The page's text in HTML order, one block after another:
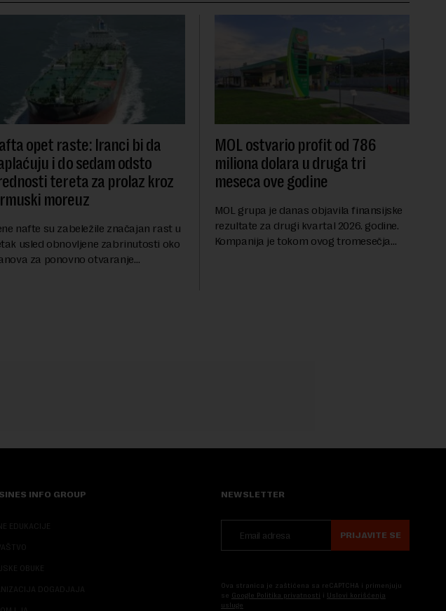
opet raste: Iranci bi da
i do sedam odsto
tereta za prolaz kroz
moreuz
nafte su zabeležile značajan rast u
usled obnovljene zabrinutosti oko
za ponovno otvaranje
MOL ostvario profit od 786
miliona dolara u druga tri
meseca ove godine
MOL grupa je danas objavila finansijske
rezultate za drugi kvartal 2026. godine.
Kompanija je tokom ovog tromesečja
INFO GROUP
EDUKACIJE
OBUKE
DOGADJAJA
NEWSLETTER
PRIJAVITE SE
Ova stranica je zaštićena sa reCAPTCHA i primenjuju
se Google Politika privatnosti i Uslovi korišćenja
usluge